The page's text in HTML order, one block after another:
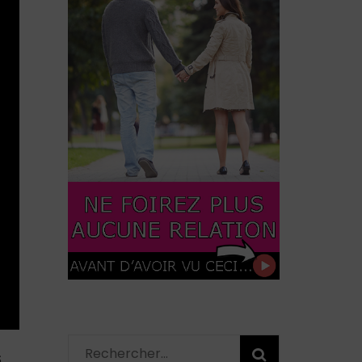
Rechercher :